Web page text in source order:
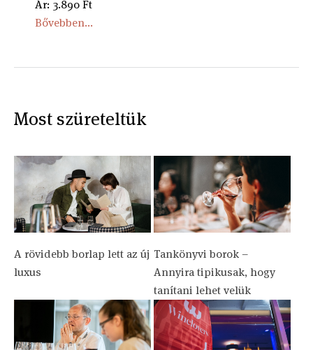
Ár: 3.890 Ft
Bővebben...
Most szüreteltük
A rövidebb borlap lett az új
luxus
Tankönyvi borok –
Annyira tipikusak, hogy
tanítani lehet velük